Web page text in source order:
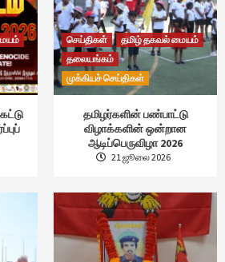
செய்திகள்
தமிழ் தகவல் மையம்
தலையங்கம்
முக்கியச் செய்திகள்
தமிழர்களின் பண்பாட்டு
விழாக்களின் ஒன்றான
ஆடிப்பெருவிழா 2026
21 ஜூலை 2026